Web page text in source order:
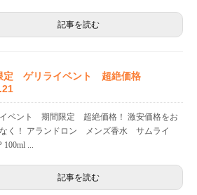
記事を読む
定 ゲリライベント 超絶価格
ベント 期間限定 超絶価格！ 激安価格をお
なく！ アランドロン メンズ香水 サムライ
100ml ...
記事を読む